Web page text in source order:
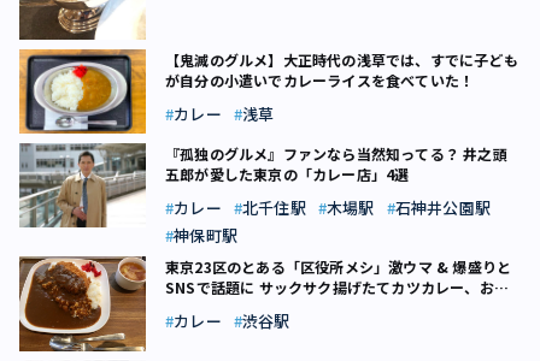
【鬼滅のグルメ】大正時代の浅草では、すでに子ども
が自分の小遣いでカレーライスを食べていた！
カレー 浅草
『孤独のグルメ』ファンなら当然知ってる？ 井之頭
五郎が愛した東京の「カレー店」4選
カレー 北千住駅 木場駅
石神井公園駅
神保町駅
東京23区のとある「区役所メシ」激ウマ & 爆盛りと
SNSで話題に サックサク揚げたてカツカレー、お値
カレー 渋谷駅